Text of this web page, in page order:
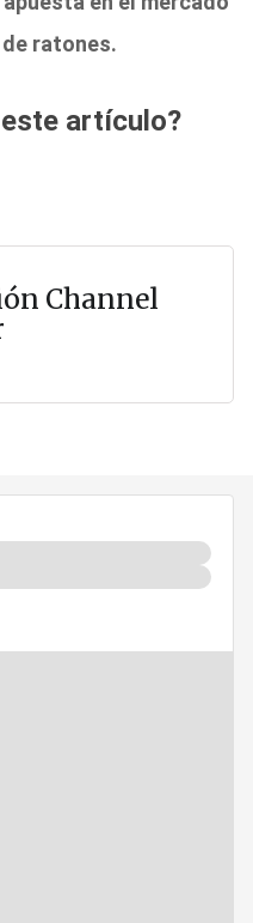
de ratones.
artículo?
Channel